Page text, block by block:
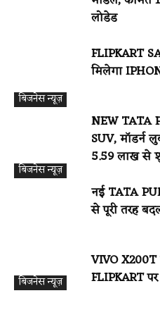
बिजनेस न्यूज़
लोडेड
बिजनेस न्यूज़
FLIPKART
मिलेगा
बिजनेस न्यूज़
NEW TATA
SUV, मॉडर्न
₹5.59 लाख से
नई TATA
से पूरी तरह
VIVO X200T
FLIPKART